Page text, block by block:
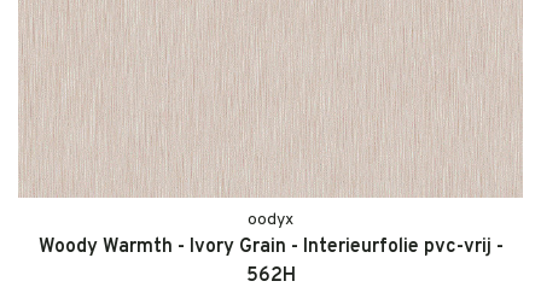
oodyx
Woody Warmth - Ivory Grain - Interieurfolie pvc-vrij -
562H